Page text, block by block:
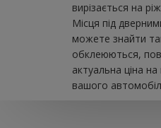
вирізається на
Місця під
можете знайти
обклеюються,
актуальна ціна
вашого